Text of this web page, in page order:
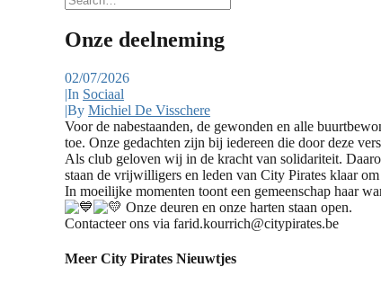
Onze deelneming
02/07/2026
|In Sociaal
|By Michiel De Visschere
Voor de nabestaanden, de gewonden en alle
toe. Onze gedachten zijn bij iedereen die door deze
Als club geloven wij in de kracht van solidariteit.
staan de vrijwilligers en leden van City Pirates klaar
In moeilijke momenten toont een gemeenschap haar
Onze deuren en onze harten staan open.
Contacteer ons via farid.kourrich@citypirates.be
Meer City Pirates Nieuwtjes